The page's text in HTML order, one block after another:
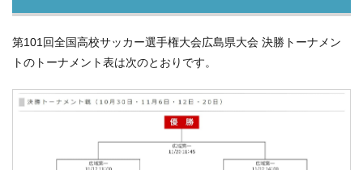
第101回全国高校サッカー選手権大会広島県大会 決勝トーナメン
トのトーナメント表は次のとおりです。